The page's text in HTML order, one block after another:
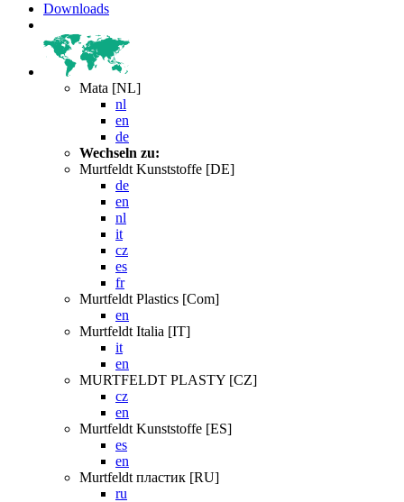
Downloads
Mata [NL]
nl
en
de
Wechseln zu:
Murtfeldt Kunststoffe [DE]
de
en
nl
it
cz
es
fr
Murtfeldt Plastics [Com]
en
Murtfeldt Italia [IT]
it
en
MURTFELDT PLASTY [CZ]
cz
en
Murtfeldt Kunststoffe [ES]
es
en
Murtfeldt пластик [RU]
ru